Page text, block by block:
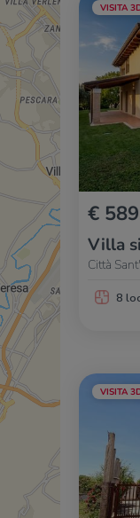
VISITA
€
Villa
Città
8
VISITA